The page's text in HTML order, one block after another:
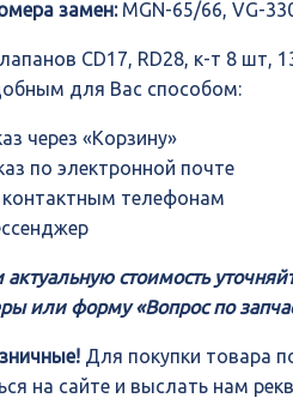
D0111,
замен:MGN-65/66, VG-
CD17, RD28, к-т 8 шт,
для Вас способом:
через «Корзину»
по электронной почте
контактным телефонам
актуальную стоимость
или форму «Вопрос по
Для покупки товара
на сайте и выслать нам